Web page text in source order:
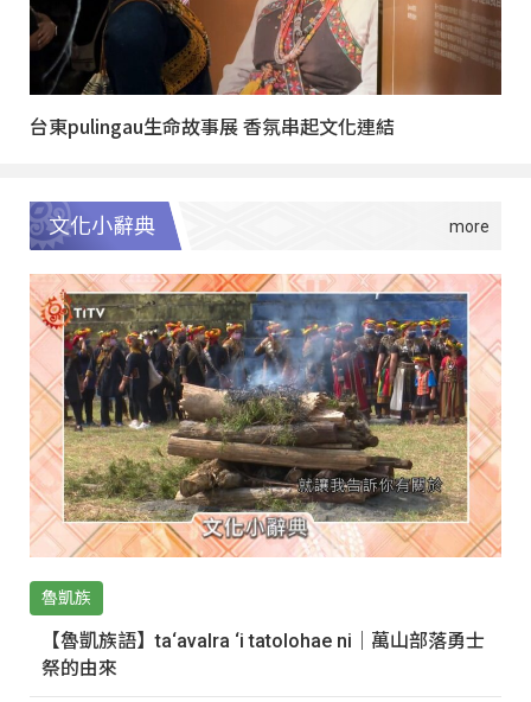
台東pulingau生命故事展 香氛串起文化連結
文化小辭典
魯凱族
【魯凱族語】ta‘avalra ‘i tatolohae ni｜萬山部落勇士
祭的由來